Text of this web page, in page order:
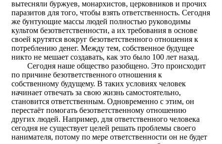
вытесняли буржуев, монархистов, церковников и прочих
паразитов для того, чтобы взять ответственность. Сегодня
же бунтующие массы людей полностью руководимы
культом безответственности, а их требования в основе
своей крутятся вокруг безответственного отношения к
потреблению денег. Между тем, собственное будущее
никто не мешает создавать, как это было 100 лет назад.
Сегодня наше общество разобщено. Это происходит
по причине безответственного отношения к
собственному будущему. В таких условиях человек
начинает отвечать за свою жизнь самостоятельно,
становится ответственным. Одновременно с этим, он
перестаёт помогать безответственному отношению
других людей. Например, для ответственного человека
сегодня не существует целей решать проблемы своего
нанимателя, потому по мере ответственности он не будет